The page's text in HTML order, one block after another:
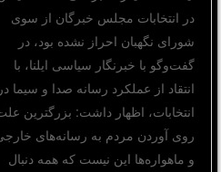
در انتخابات مجلس خبرگان از سوی
شورای نگهبان احراز نشده بود، در
گفت‌و‌گو با خبرنگار سیاسی ایلنا، با
انتقاد از عملکرد رسانه‌ صدا و سیما در
انتخابات، اظهار داشت: بزرگترین علت
روی آوردن مردم به رسانه‌های خارجی
و ماهواره‌ها این نیست که همه دنبال